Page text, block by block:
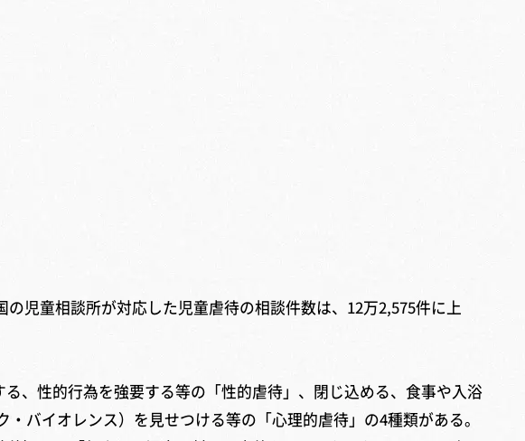
児童相談所が対応した児童虐待の相談件数は、12万2,575件に上
、性的行為を強要する等の「性的虐待」、閉じ込める、食事や入浴
バイオレンス）を見せつける等の「心理的虐待」の4種類がある。